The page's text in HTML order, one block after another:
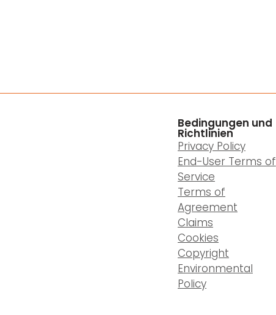
Bedingungen und
Richtlinien
Privacy Policy
End-User Terms of
Service
Terms of
Agreement
Claims
Cookies
Copyright
Environmental
Policy